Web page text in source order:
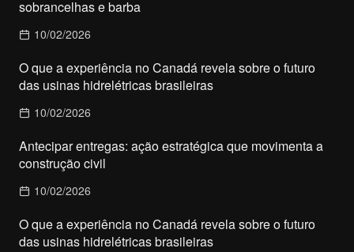
sobrancelhas e barba
10/02/2026
O que a experiência no Canadá revela sobre o futuro
das usinas hidrelétricas brasileiras
10/02/2026
Antecipar entregas: ação estratégica que movimenta a
construção civil
10/02/2026
O que a experiência no Canadá revela sobre o futuro
das usinas hidrelétricas brasileiras